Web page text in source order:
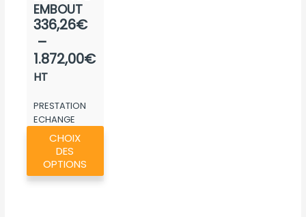
EMBOUT
336,26€
–
1.872,00€prix :
HT
PRESTATION
ECHANGE
EMBOUT
CHOIX
DES
OPTIONS
Ce
plusieurs